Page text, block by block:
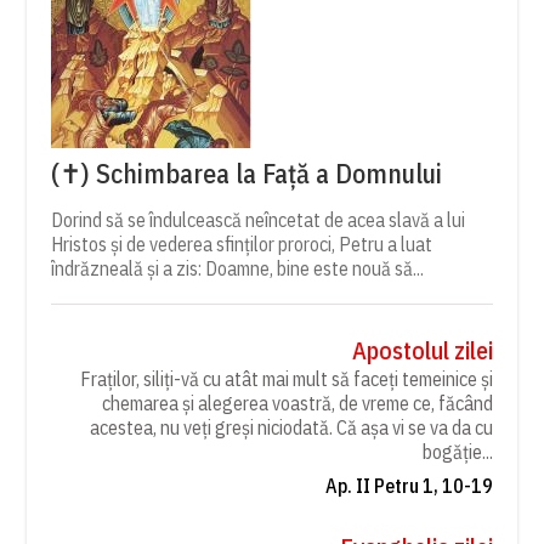
(✝) Schimbarea la Față a Domnului
Dorind să se îndulcească neîncetat de acea slavă a lui
Hristos și de vederea sfinților proroci, Petru a luat
îndrăzneală și a zis: Doamne, bine este nouă să...
Apostolul zilei
Fraților, siliți-vă cu atât mai mult să faceți temeinice și
chemarea și alegerea voastră, de vreme ce, făcând
acestea, nu veți greși niciodată. Că așa vi se va da cu
bogăție...
Ap. II Petru 1, 10-19